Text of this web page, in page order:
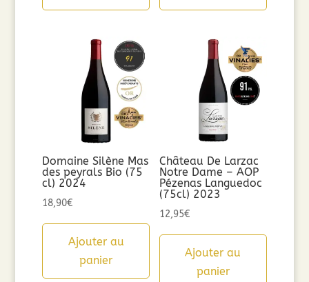
Domaine Silène Mas
des peyrals Bio (75
cl) 2024
18,90€
Ajouter au
panier
Château De Larzac
Notre Dame – AOP
Pézenas Languedoc
(75cl) 2023
12,95€
Ajouter au
panier